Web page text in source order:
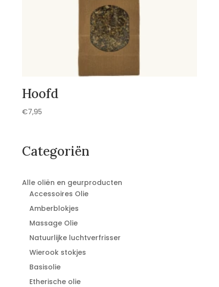
Hoofd
€7,95
Categoriën
Alle oliën en geurproducten
Accessoires Olie
Amberblokjes
Massage Olie
Natuurlijke luchtverfrisser
Wierook stokjes
Basisolie
Etherische olie